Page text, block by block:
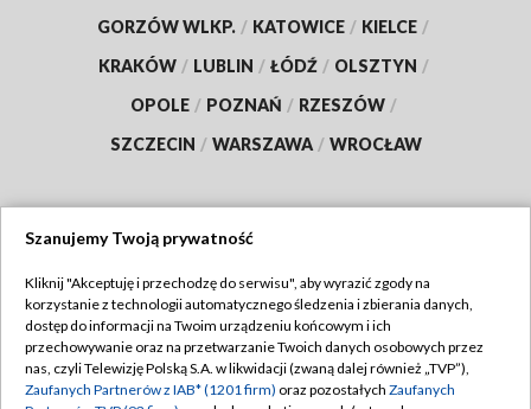
GORZÓW WLKP. / KATOWICE / KIELCE /
KRAKÓW / LUBLIN / ŁÓDŹ / OLSZTYN /
OPOLE / POZNAŃ / RZESZÓW /
SZCZECIN / WARSZAWA / WROCŁAW
TVP
Abonament TVP
Emisja w TVP
Regulamin TVP
Polityka prywatności
Szanujemy Twoją prywatność
Kliknij "Akceptuję i przechodzę do serwisu", aby wyrazić zgody na
korzystanie z technologii automatycznego śledzenia i zbierania danych,
dostęp do informacji na Twoim urządzeniu końcowym i ich
przechowywanie oraz na przetwarzanie Twoich danych osobowych przez
nas, czyli Telewizję Polską S.A. w likwidacji (zwaną dalej również „TVP”),
Zaufanych Partnerów z IAB* (1201 firm) oraz pozostałych Zaufanych